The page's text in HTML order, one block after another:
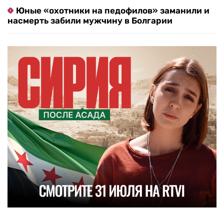
Юные «охотники на педофилов» заманили и
насмерть забили мужчину в Болгарии